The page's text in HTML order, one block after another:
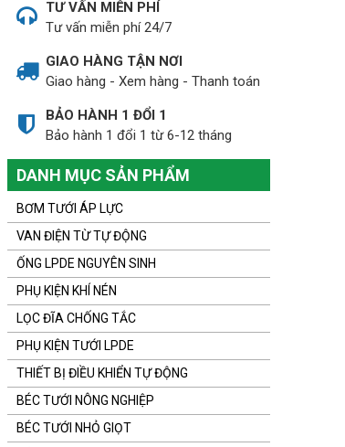
TƯ VẤN MIỄN PHÍ
Tư vấn miễn phí 24/7
GIAO HÀNG TẬN NƠI
Giao hàng - Xem hàng - Thanh toán
BẢO HÀNH 1 ĐỔI 1
Bảo hành 1 đổi 1 từ 6-12 tháng
DANH MỤC SẢN PHẨM
BƠM TƯỚI ÁP LỰC
VAN ĐIỆN TỪ TỰ ĐỘNG
ỐNG LPDE NGUYÊN SINH
PHỤ KIỆN KHÍ NÉN
LỌC ĐĨA CHỐNG TẮC
PHỤ KIỆN TƯỚI LPDE
THIẾT BỊ ĐIỀU KHIỂN TỰ ĐỘNG
BÉC TƯỚI NÔNG NGHIỆP
BÉC TƯỚI NHỎ GIỌT